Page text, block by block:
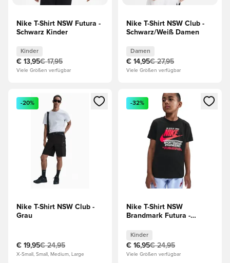
Nike T-Shirt NSW Futura -
Schwarz Kinder
Kinder
€ 13,95€ 17,95
Viele Größen verfügbar
Nike T-Shirt NSW Club -
Schwarz/Weiß Damen
Damen
€ 14,95€ 27,95
Viele Größen verfügbar
Öffnet ein Fenster zum Anmelden oder Registrieren als
-20%
Nike T-Shirt NSW Club -
Grau
€ 19,95€ 24,95
X-Small, Small, Medium, Large
Öffnet ein Fenster zum
-32%
Nike T-Shirt NSW
Brandmark Futura -
Kinder
€ 16,95€ 24,95
Viele Größen verfügbar